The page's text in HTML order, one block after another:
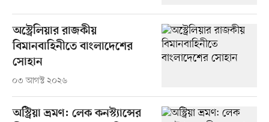
অস্ট্রেলিয়ার রাজকীয়
বিমানবাহিনীতে বাংলাদেশের
সোহান
০৩ আগস্ট ২০২৬
অস্ট্রিয়া ভ্রমণ: লেক কনস্ট্যান্সের